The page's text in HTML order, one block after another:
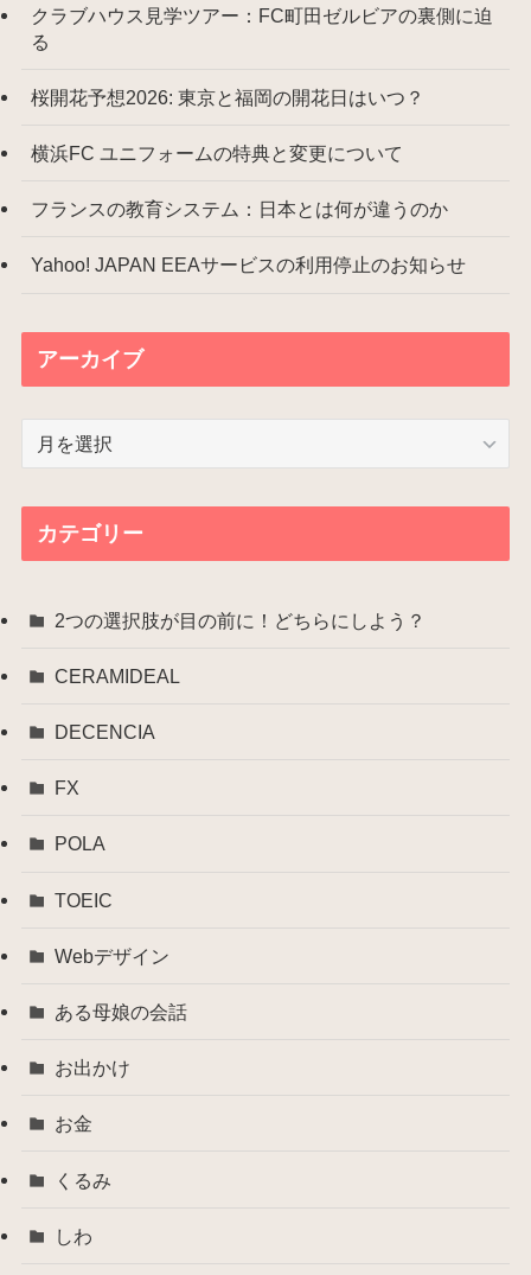
クラブハウス見学ツアー：FC町田ゼルビアの裏側に迫
る
桜開花予想2026: 東京と福岡の開花日はいつ？
横浜FC ユニフォームの特典と変更について
フランスの教育システム：日本とは何が違うのか
Yahoo! JAPAN EEAサービスの利用停止のお知らせ
アーカイブ
カテゴリー
2つの選択肢が目の前に！どちらにしよう？
CERAMIDEAL
DECENCIA
FX
POLA
TOEIC
Webデザイン
ある母娘の会話
お出かけ
お金
くるみ
しわ